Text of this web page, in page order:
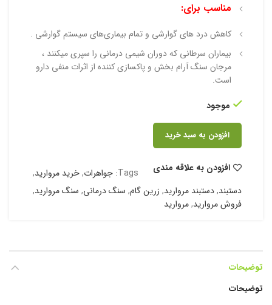
مناسب برای:
کاهش درد های گوارشی و تمام بیماری‌های سیستم گوارشی .
بیماران سرطانی که دوران شیمی درمانی را سپری میکنند ،
مرجان سنگ آرام بخش و پاکسازی کننده از اثرات منفی دارو
است.
موجود
افزودن به سبد خرید
افزودن به علاقه مندی Tags: جواهرات,خرید مروارید,
دستبند,دستبند مروارید, زرین گام, سنگ درمانی, سنگ مروارید,
فروش مروارید,مروارید
توضیحات
توضیحات